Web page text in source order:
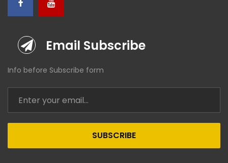
Email Subscribe
Info before Subscribe form
SUBSCRIBE